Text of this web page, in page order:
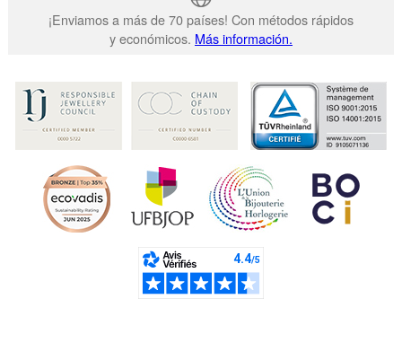
¡Enviamos a más de 70 países! Con métodos rápidos
y económicos. Más información.